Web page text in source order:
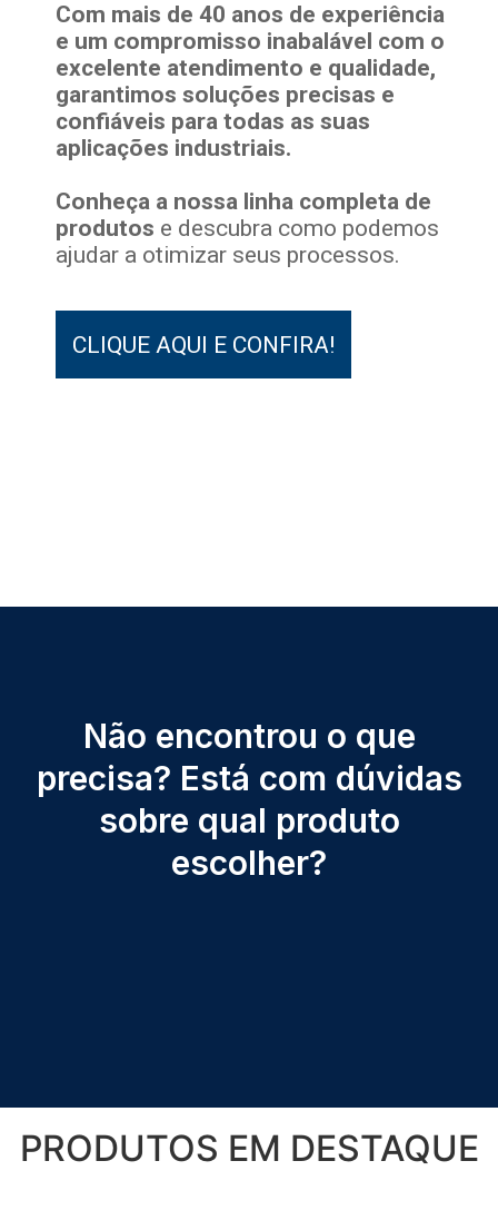
Com mais de 40 anos de experiência
e um compromisso inabalável com o
excelente atendimento e qualidade,
garantimos soluções precisas e
confiáveis para todas as suas
aplicações industriais.
Conheça a nossa linha completa de
produtos e descubra como podemos
ajudar a otimizar seus processos.
CLIQUE AQUI E CONFIRA!
Não encontrou o que
precisa? Está com dúvidas
sobre qual produto
escolher?​
PRODUTOS EM DESTAQUE